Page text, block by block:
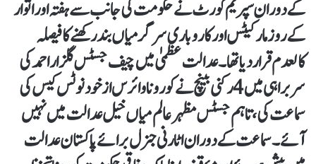
کے دوران سپریم کورٹ نے حکومت کی جانب سے ہفتہ اور اتوار
کے روز مارکیٹس اور کاروباری سرگرمیاں بند رکھنے کا فیصلہ
کالعدم قرار دیا تھا۔ عدالت عظمیٰ میں چیف جسٹس گلزار احمد کی
سربراہی میں 4 رکنی بینچ نے کورونا وائرس ازخود نوٹس کیس کی
سماعت کی، تاہم جسٹس مظہر عالم میاں خیل عدالت میں نہیں
آئے۔سماعت کے دوران اٹارنی جنرل برائے پاکستان عدالت